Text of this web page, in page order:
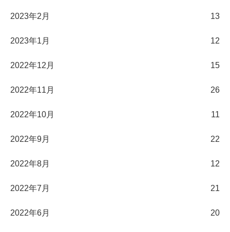
2023年2月 13
2023年1月 12
2022年12月 15
2022年11月 26
2022年10月 11
2022年9月 22
2022年8月 12
2022年7月 21
2022年6月 20